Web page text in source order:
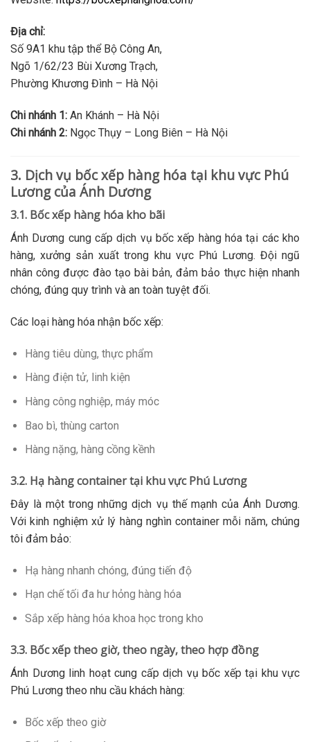
Địa chỉ:
Số 9A1 khu tập thể Bộ Công An,
Ngõ 1/62/23 Bùi Xương Trạch,
Phường Khương Đình – Hà Nội
Chi nhánh 1: An Khánh – Hà Nội
Chi nhánh 2: Ngọc Thụy – Long Biên – Hà Nội
3. Dịch vụ bốc xếp hàng hóa tại khu vực Phú
Lương của Ánh Dương
3.1. Bốc xếp hàng hóa kho bãi
Ánh Dương cung cấp dịch vụ bốc xếp hàng hóa tại các kho
hàng, xưởng sản xuất trong khu vực Phú Lương. Đội ngũ
nhân công được đào tạo bài bản, đảm bảo thực hiện nhanh
chóng, đúng quy trình và an toàn tuyệt đối.
Các loại hàng hóa nhận bốc xếp:
Hàng tiêu dùng, thực phẩm
Hàng điện tử, linh kiện
Hàng công nghiệp, máy móc
Bao bì, thùng carton
Hàng nặng, hàng cồng kềnh
3.2. Hạ hàng container tại khu vực Phú Lương
Đây là một trong những dịch vụ thế mạnh của Ánh Dương.
Với kinh nghiệm xử lý hàng nghìn container mỗi năm, chúng
tôi đảm bảo:
Hạ hàng nhanh chóng, đúng tiến độ
Hạn chế tối đa hư hỏng hàng hóa
Sắp xếp hàng hóa khoa học trong kho
3.3. Bốc xếp theo giờ, theo ngày, theo hợp đồng
Ánh Dương linh hoạt cung cấp dịch vụ bốc xếp tại khu vực
Phú Lương theo nhu cầu khách hàng:
Bốc xếp theo giờ